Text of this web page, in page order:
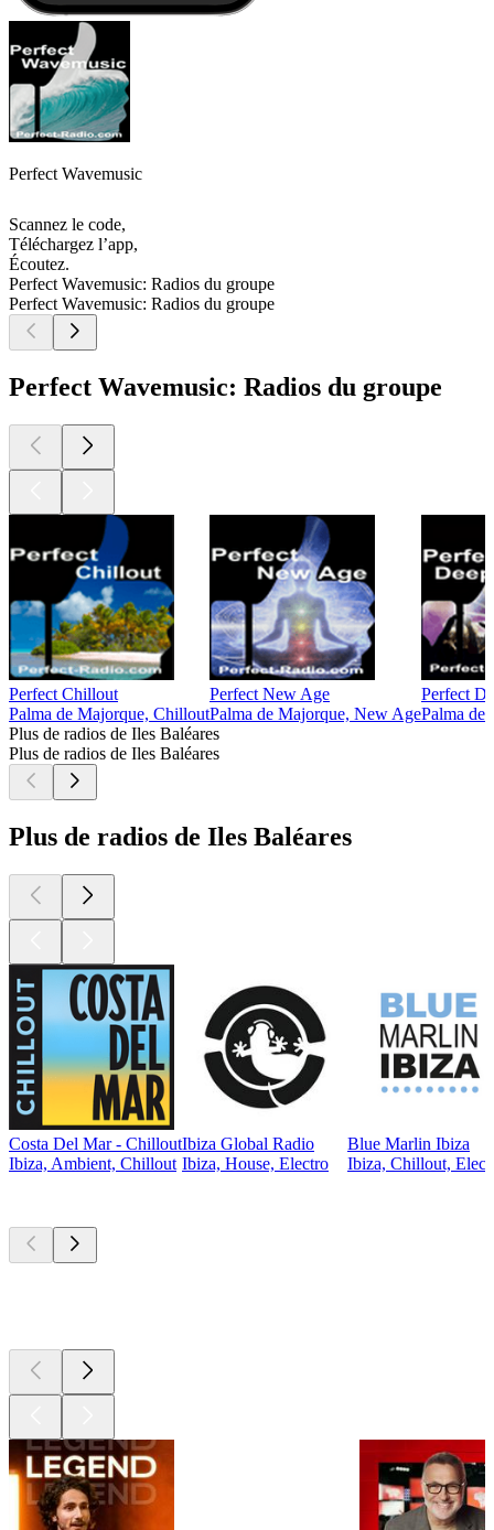
Perfect Wavemusic
Scannez le code,
Téléchargez l’app,
Écoutez.
Perfect Wavemusic: Radios du groupe
Perfect Wavemusic: Radios du groupe
Perfect Wavemusic: Radios du groupe
Perfect Chillout
Palma de Majorque, Chillout
Perfect New Age
Palma de Majorque, New Age
Perfect
Palma de
Plus de radios de Iles Baléares
Plus de radios de Iles Baléares
Plus de radios de Iles Baléares
Costa Del Mar - Chillout
Ibiza, Ambient, Chillout
Ibiza Global Radio
Ibiza, House, Electro
Blue Marlin Ibiza
Ibiza, Chillout,